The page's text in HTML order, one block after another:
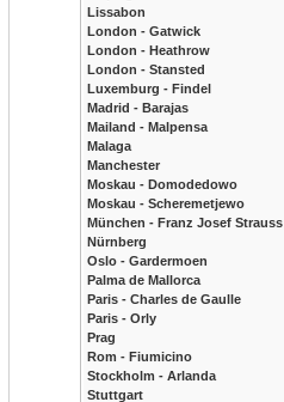
Lissabon
London - Gatwick
London - Heathrow
London - Stansted
Luxemburg - Findel
Madrid - Barajas
Mailand - Malpensa
Malaga
Manchester
Moskau - Domodedowo
Moskau - Scheremetjewo
München - Franz Josef Strauss
Nürnberg
Oslo - Gardermoen
Palma de Mallorca
Paris - Charles de Gaulle
Paris - Orly
Prag
Rom - Fiumicino
Stockholm - Arlanda
Stuttgart